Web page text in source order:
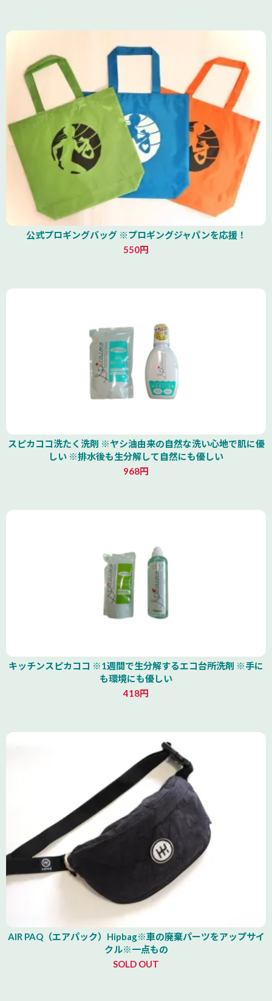
公式プロギングバッグ ※プロギングジャパンを応援！
550円
スピカココ洗たく洗剤 ※ヤシ油由来の自然な洗い心地で肌に優
しい ※排水後も生分解して自然にも優しい
968円
キッチンスピカココ ※1週間で生分解するエコ台所洗剤 ※手に
も環境にも優しい
418円
AIR PAQ（エアパック）Hipbag※車の廃棄パーツをアップサイ
クル※一点もの
SOLD OUT